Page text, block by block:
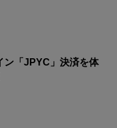
ン「JPYC」決済を体